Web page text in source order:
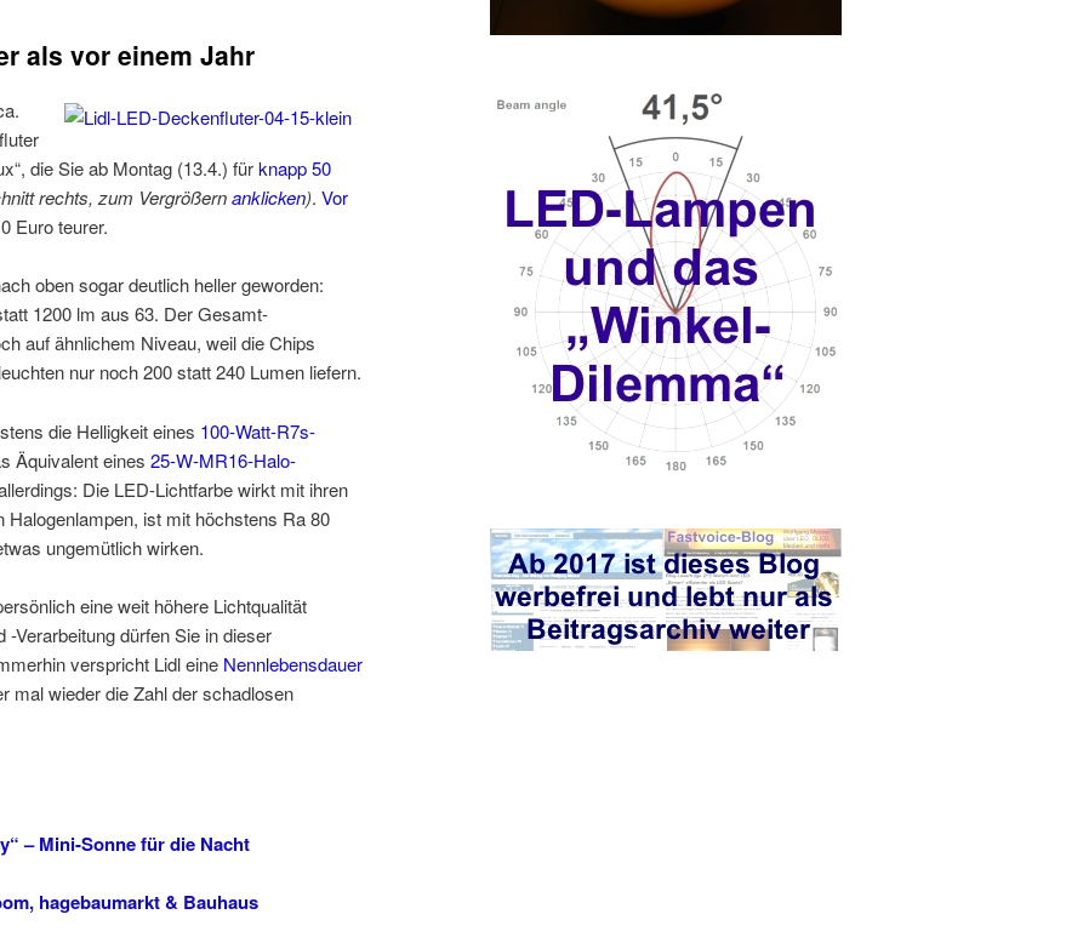
als vor einem Jahr
die Sie ab Montag (13.4.) fürknapp 50
rechts, zum Vergrößernanklicken). Vor
Euro teurer.
oben sogar deutlich heller geworden:
1200 lm aus 63. Der Gesamt-
auf ähnlichem Niveau, weil die Chips
nur noch 200 statt 240 Lumen liefern.
die Helligkeit eines 100-Watt-R7s-
Äquivalent eines 25-W-MR16-Halo-
Die LED-Lichtfarbe wirkt mit ihren
Halogenlampen, ist mit höchstens Ra 80
ungemütlich wirken.
eine weit höhere Lichtqualität
Verarbeitung dürfen Sie in dieser
verspricht Lidl eine Nennlebensdauer
mal wieder die Zahl der schadlosen
– Mini-Sonne für die Nacht
hagebaumarkt & Bauhaus